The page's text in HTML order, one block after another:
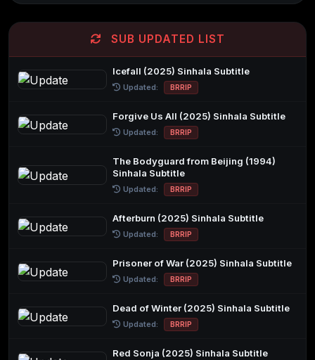
SUB UPDATED LIST
Icefall (2025) Sinhala Subtitle
Updated: BRRIP
Forgive Us All (2025) Sinhala Subtitle
Updated: BRRIP
The Bodyguard from Beijing (1994)
Sinhala Subtitle
Updated: BRRIP
Afterburn (2025) Sinhala Subtitle
Updated: BRRIP
Prisoner of War (2025) Sinhala Subtitle
Updated: BRRIP
Dead of Winter (2025) Sinhala Subtitle
Updated: BRRIP
Red Sonja (2025) Sinhala Subtitle